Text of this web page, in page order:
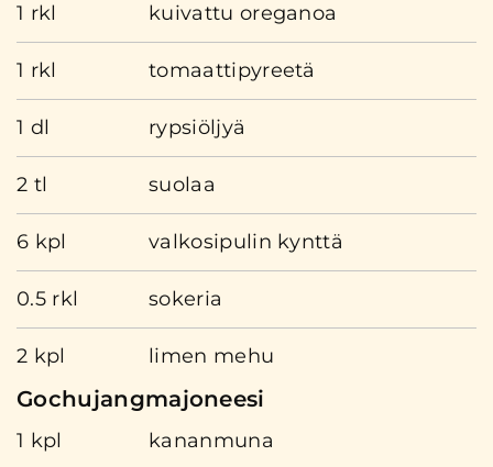
1 rkl kuivattu oreganoa
1 rkl tomaattipyreetä
1 dl rypsiöljyä
2 tl suolaa
6 kpl valkosipulin kynttä
0.5 rkl sokeria
2 kpl limen mehu
Gochujangmajoneesi
1 kpl kananmuna